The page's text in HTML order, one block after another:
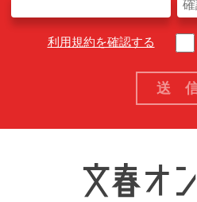
利用規約を確認する